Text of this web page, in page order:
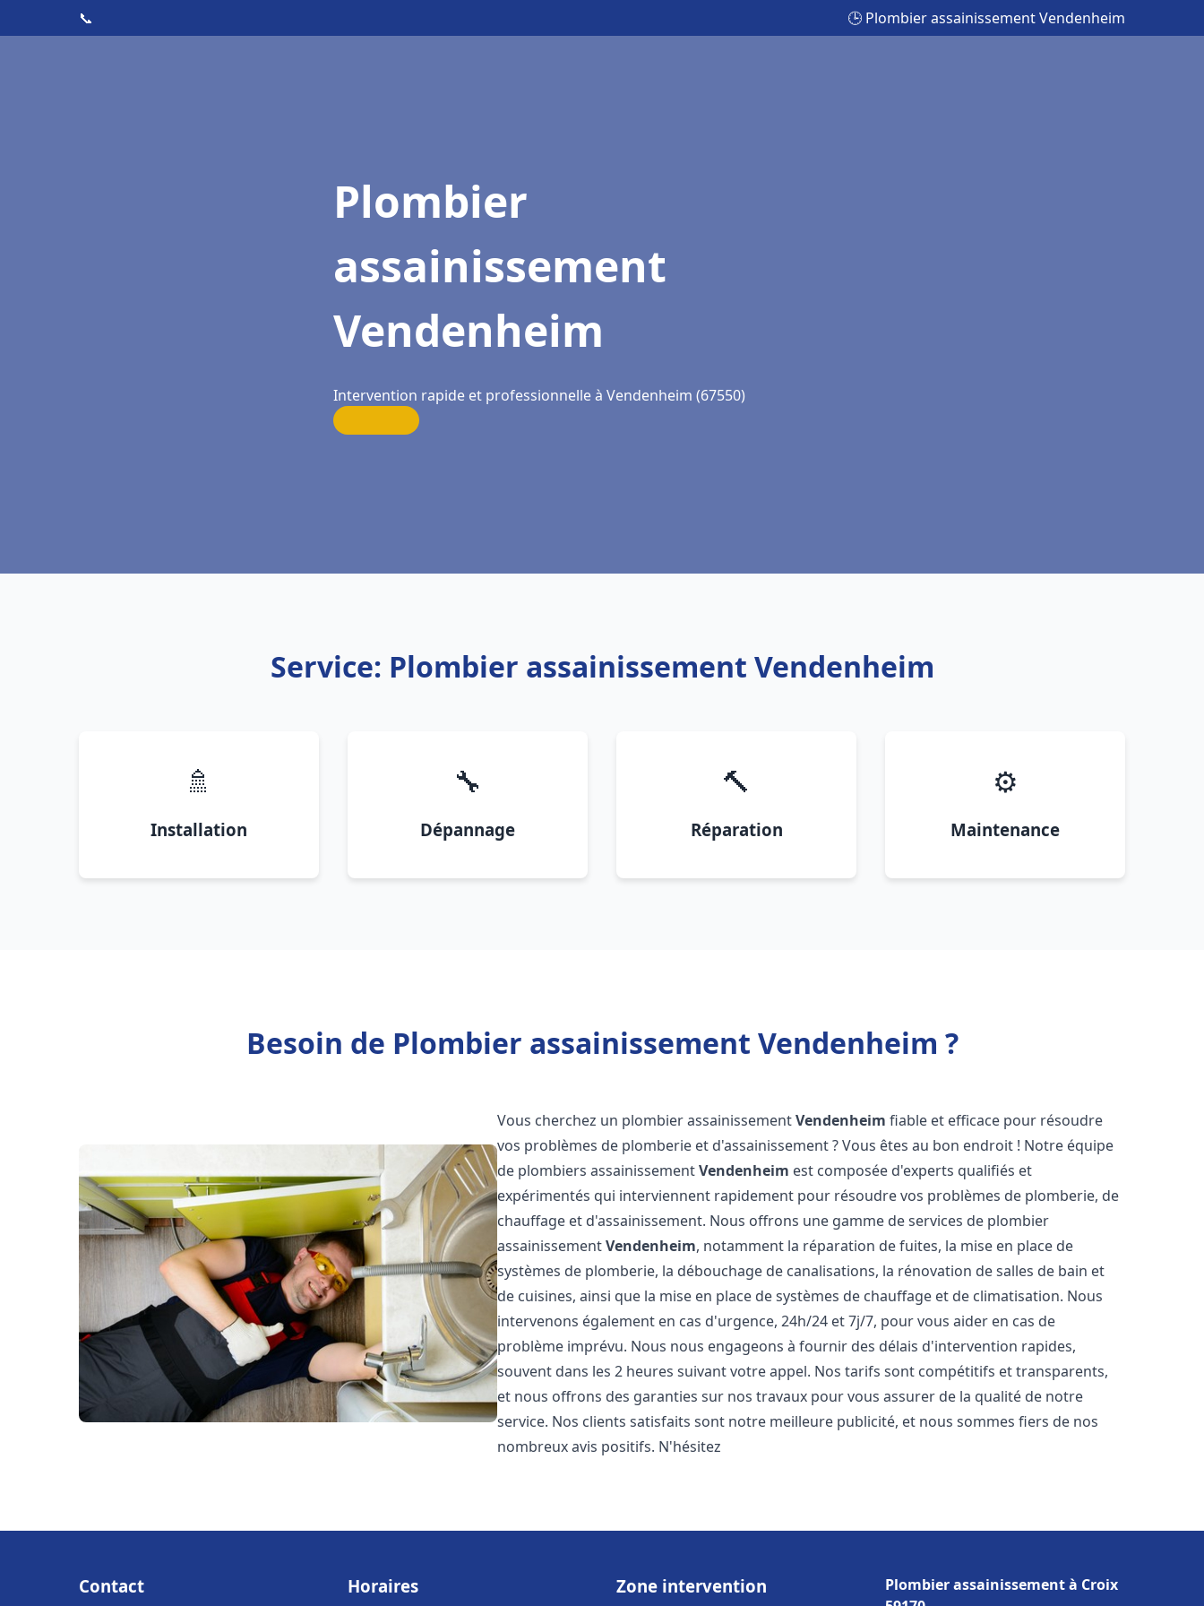
📞 🕒 Plombier assainissement Vendenheim
Plombier
assainissement
Vendenheim
Intervention rapide et professionnelle à Vendenheim (67550)
Service: Plombier assainissement Vendenheim
🚿
Installation
🔧
Dépannage
🔨
Réparation
⚙️
Maintenance
Besoin de Plombier assainissement Vendenheim ?
Vous cherchez un plombier assainissementVendenheim fiable et efficace pour résoudre
vos problèmes de plomberie et d'assainissement ? Vous êtes au bon endroit ! Notre équipe
de plombiers assainissementVendenheim est composée d'experts qualifiés et
expérimentés qui interviennent rapidement pour résoudre vos problèmes de plomberie, de
chauffage et d'assainissement. Nous offrons une gamme de services de plombier
assainissementVendenheim, notamment la réparation de fuites, la mise en place de
systèmes de plomberie, la débouchage de canalisations, la rénovation de salles de bain et
de cuisines, ainsi que la mise en place de systèmes de chauffage et de climatisation. Nous
intervenons également en cas d'urgence, 24h/24 et 7j/7, pour vous aider en cas de
problème imprévu. Nous nous engageons à fournir des délais d'intervention rapides,
souvent dans les 2 heures suivant votre appel. Nos tarifs sont compétitifs et transparents,
et nous offrons des garanties sur nos travaux pour vous assurer de la qualité de notre
service. Nos clients satisfaits sont notre meilleure publicité, et nous sommes fiers de nos
nombreux avis positifs. N'hésitez
Contact Horaires Zone intervention
Plombier assainissement à Croix